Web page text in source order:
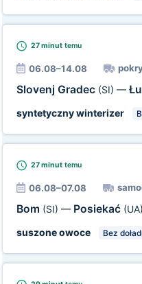
27 minuttemu
06.08–14.08
Slovenj Gradec (SI) —
syntetyczny winterizer
27 minuttemu
06.08–07.08
Bom (SI) — Posiekać (UA)
suszone owoce
Bez